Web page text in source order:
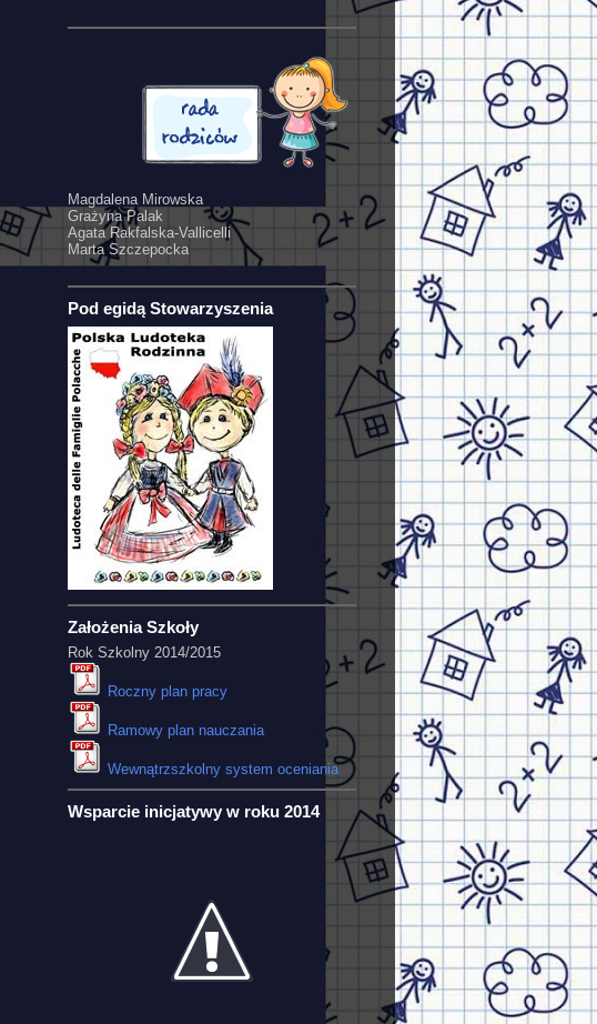
Magdalena Mirowska
Grażyna Palak
Agata Rakfalska-Vallicelli
Marta Szczepocka
Pod egidą Stowarzyszenia
Założenia Szkoły
Rok Szkolny 2014/2015
Roczny plan pracy
Ramowy plan nauczania
Wewnątrzszkolny system oceniania
Wsparcie inicjatywy w roku 2014